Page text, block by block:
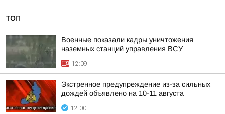
ТОП
Военные показали кадры уничтожения
наземных станций управления ВСУ
12:09
Экстренное предупреждение из-за сильных
дождей объявлено на 10-11 августа
12:00